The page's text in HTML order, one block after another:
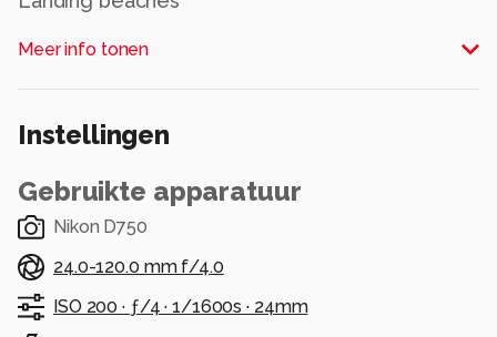
Alle rechten voorbehouden
Meer info tonen
Instellingen
Gebruikte apparatuur
Nikon D750
24.0-120.0 mm f/4.0
ISO 200 · ƒ/4 ·1/1600s · 24mm